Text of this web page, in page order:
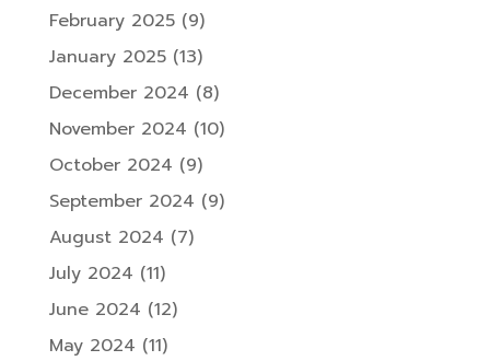
February 2025(9)
January 2025(13)
December 2024 (8)
November 2024 (10)
October 2024 (9)
September 2024 (9)
August 2024 (7)
July 2024 (11)
June 2024 (12)
May 2024 (11)